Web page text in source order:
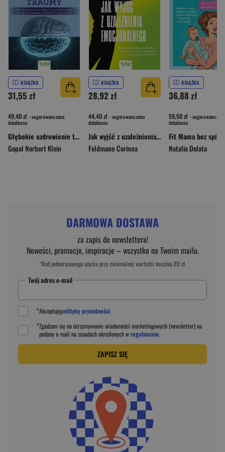
KSIĄŻKA
31,55 zł
49,40 zł - sugerowana cena
detaliczna
Głębokie uzdrowienie traumy
Gopal Norbert Klein
KSIĄŻKA
28,92 zł
44,40 zł - sugerowana cena
detaliczna
Jak wyjść z uzależnienia emocjonalnego
Feldmann Corinna
KSIĄŻKA
36,88 zł
59,50 zł - sugerowana cena
detaliczna
Natalia Dolata
DARMOWA DOSTAWA
za zapis do newslettera!
Nowości, promocje, inspiracje – wszystko na Twoim mailu.
*Kod jednorazowego użycia przy minimalnej wartości koszyka 89 zł.
Twój adres e-mail
*Akceptujępolitykę prywatności
*Zgadzam się na otrzymywanie wiadomości marketingowych (newsletter) na
podanye-mail na zasadach określonych wregulaminie.
ZAPISZ SIĘ